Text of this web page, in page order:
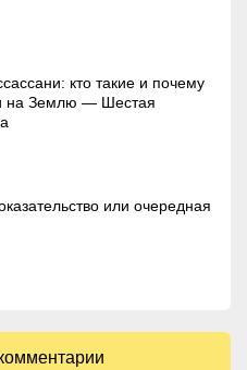
кто такие и почему
на Землю — Шестая
или очередная